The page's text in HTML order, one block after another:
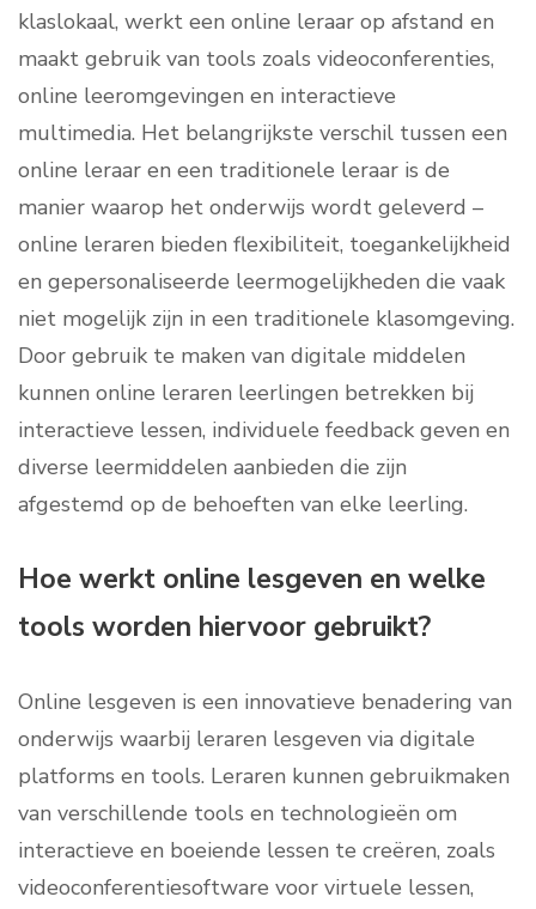
klaslokaal, werkt een online leraar op afstand en
maakt gebruik van tools zoals videoconferenties,
online leeromgevingen en interactieve
multimedia. Het belangrijkste verschil tussen een
online leraar en een traditionele leraar is de
manier waarop het onderwijs wordt geleverd –
online leraren bieden flexibiliteit, toegankelijkheid
en gepersonaliseerde leermogelijkheden die vaak
niet mogelijk zijn in een traditionele klasomgeving.
Door gebruik te maken van digitale middelen
kunnen online leraren leerlingen betrekken bij
interactieve lessen, individuele feedback geven en
diverse leermiddelen aanbieden die zijn
afgestemd op de behoeften van elke leerling.
Hoe werkt online lesgeven en welke
tools worden hiervoor gebruikt?
Online lesgeven is een innovatieve benadering van
onderwijs waarbij leraren lesgeven via digitale
platforms en tools. Leraren kunnen gebruikmaken
van verschillende tools en technologieën om
interactieve en boeiende lessen te creëren, zoals
videoconferentiesoftware voor virtuele lessen,